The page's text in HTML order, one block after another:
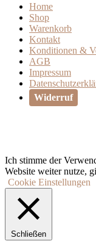
Home
Shop
Warenkorb
Kontakt
Konditionen &
AGB
Impressum
Widerruf
Ich stimme der
Website weiter nutze,
Cookie Einstellungen
Schließen